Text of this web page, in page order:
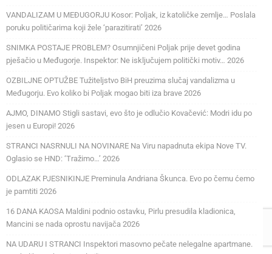
VANDALIZAM U MEĐUGORJU Kosor: Poljak, iz katoličke zemlje… Poslala
poruku političarima koji žele ‘parazitirati’ 2026
SNIMKA POSTAJE PROBLEM? Osumnjičeni Poljak prije devet godina
pješačio u Međugorje. Inspektor: Ne isključujem politički motiv… 2026
OZBILJNE OPTUŽBE Tužiteljstvo BiH preuzima slučaj vandalizma u
Međugorju. Evo koliko bi Poljak mogao biti iza brave 2026
AJMO, DINAMO Stigli sastavi, evo što je odlučio Kovačević: Modri idu po
jesen u Europi! 2026
STRANCI NASRNULI NA NOVINARE Na Viru napadnuta ekipa Nove TV.
Oglasio se HND: ‘Tražimo…’ 2026
ODLAZAK PJESNIKINJE Preminula Andriana Škunca. Evo po čemu ćemo
je pamtiti 2026
16 DANA KAOSA Maldini podnio ostavku, Pirlu presudila kladionica,
Mancini se nada oprostu navijača 2026
NA UDARU I STRANCI Inspektori masovno pečate nelegalne apartmane.